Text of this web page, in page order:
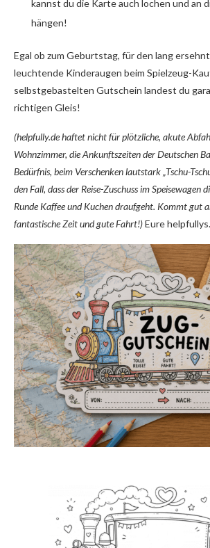
kannst du die Karte auch lochen und an
hängen!
Egal ob zum Geburtstag, für den lang
leuchtende Kinderaugen beim Spielzeug-
selbstgebastelten Gutschein landest du
richtigen Gleis!
(helpfully.de haftet nicht für plötzliche, akute
Wohnzimmer, die Ankunftszeiten der Deutschen
Bedürfnis, beim Verschenken lautstark „Tschu-
den Fall, dass der Reise-Zuschuss im Speisewagen
Runde Kaffee und Kuchen draufgeht. Kommt gut
fantastische Zeit und gute Fahrt!)Eure helpfullys.